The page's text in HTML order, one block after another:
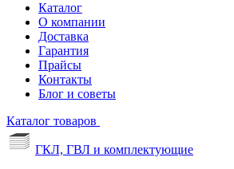
Каталог
О компании
Доставка
Гарантия
Прайсы
Контакты
Блог и советы
Каталог товаров
ГКЛ, ГВЛ и комплектующие